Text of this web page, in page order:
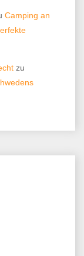
Camping an
zu